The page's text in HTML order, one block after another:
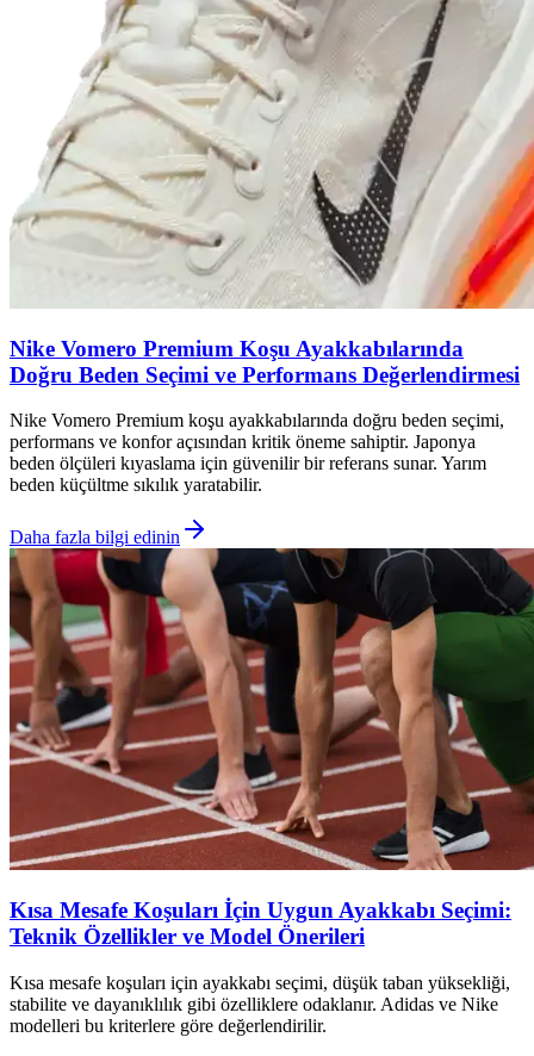
Nike Vomero Premium Koşu Ayakkabılarında
Doğru Beden Seçimi ve Performans Değerlendirmesi
Nike Vomero Premium koşu ayakkabılarında doğru beden seçimi,
performans ve konfor açısından kritik öneme sahiptir. Japonya
beden ölçüleri kıyaslama için güvenilir bir referans sunar. Yarım
beden küçültme sıkılık yaratabilir.
Daha fazla bilgi edinin
Kısa Mesafe Koşuları İçin Uygun Ayakkabı Seçimi:
Teknik Özellikler ve Model Önerileri
Kısa mesafe koşuları için ayakkabı seçimi, düşük taban yüksekliği,
stabilite ve dayanıklılık gibi özelliklere odaklanır. Adidas ve Nike
modelleri bu kriterlere göre değerlendirilir.